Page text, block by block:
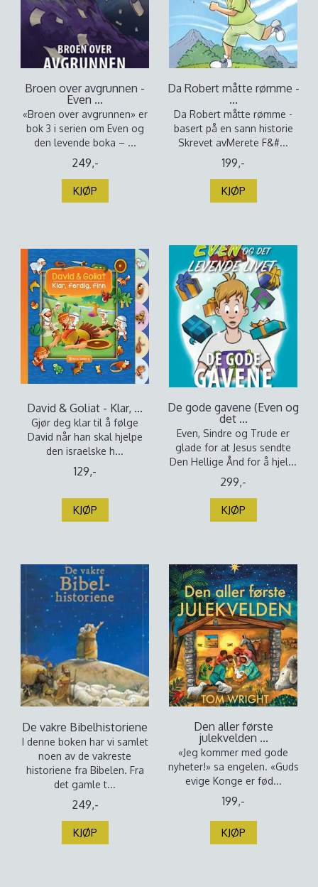
Broen over avgrunnen -
Even ...
«Broen over avgrunnen» er
bok 3 i serien om Even og
den levende boka – ...
249,-
KJØP
Da Robert måtte rømme -
...
Da Robert måtte rømme -
basert på en sann historie
Skrevet avMerete F&#...
199,-
KJØP
David & Goliat - Klar, ...
Gjør deg klar til å følge
David når han skal hjelpe
den israelske h...
129,-
KJØP
De gode gavene (Even og
det ...
Even, Sindre og Trude er
glade for at Jesus sendte
Den Hellige Ånd for å hjel...
299,-
KJØP
De vakre Bibelhistoriene
I denne boken har vi samlet
noen av de vakreste
historiene fra Bibelen. Fra
det gamle t...
249,-
KJØP
Den aller første
julekvelden ...
«Jeg kommer med gode
nyheter!» sa engelen. «Guds
evige Konge er fød...
199,-
KJØP